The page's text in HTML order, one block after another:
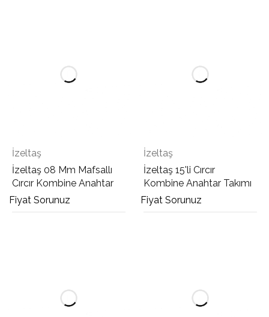
İzeltaş
İzeltaş 08 Mm Mafsallı
Cırcır Kombine Anahtar
Fiyat Sorunuz
İzeltaş
İzeltaş 15'li Cırcır
Kombine Anahtar Takımı
Fiyat Sorunuz